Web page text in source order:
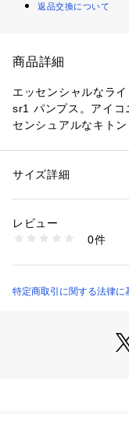
返品交換について
商品詳細
エッセンシャルなラ
sr1 パンプス。アイコ
センシュアルなキト
性別：レディース
素材：羊革
商品番号：
A78952MFI968110 （シ
サイズ詳細
レビュー
0件
特定商取引に関する法律に